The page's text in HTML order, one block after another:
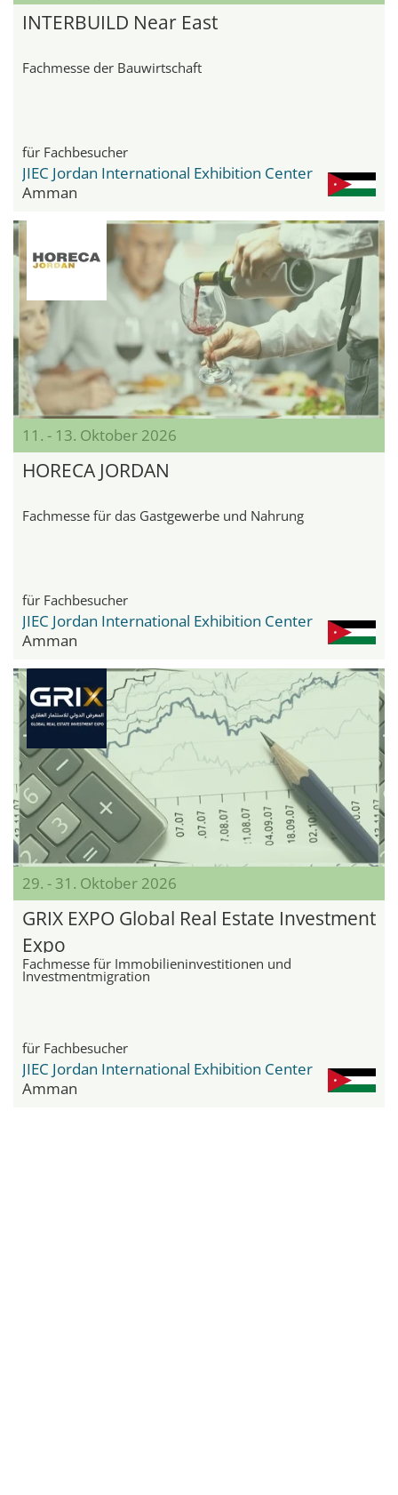
INTERBUILD Near East
Fachmesse der Bauwirtschaft
für Fachbesucher
JIEC Jordan International Exhibition Center
Amman
11. - 13. Oktober 2026
HORECA JORDAN
Fachmesse für das Gastgewerbe und Nahrung
für Fachbesucher
JIEC Jordan International Exhibition Center
Amman
29. - 31. Oktober 2026
GRIX EXPO Global Real Estate Investment
Expo
Fachmesse für Immobilieninvestitionen und
Investmentmigration
für Fachbesucher
JIEC Jordan International Exhibition Center
Amman